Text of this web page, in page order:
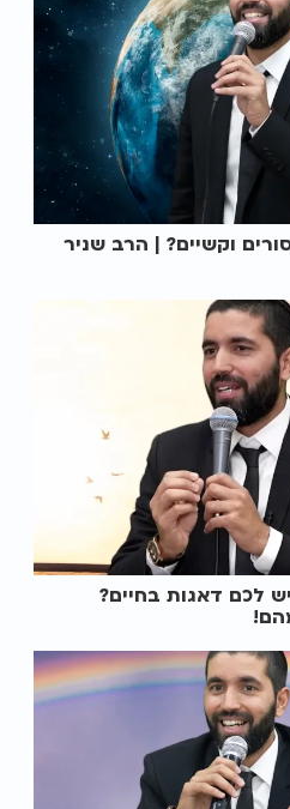
וקשיים? | הרב שניר
לכם דאגות בחיים?